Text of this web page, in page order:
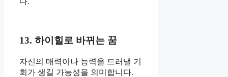
13. 하이힐로 바뀌는 꿈
자신의 매력이나 능력을 드러낼 기
회가 생길 가능성을 의미합니다.